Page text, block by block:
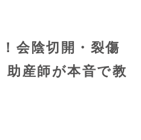
会陰切開・裂傷
助産師が本音で教